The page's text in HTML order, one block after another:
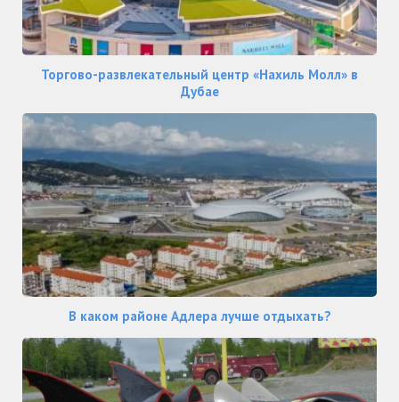
Торгово-развлекательный центр «Нахиль Молл» в
Дубае
В каком районе Адлера лучше отдыхать?